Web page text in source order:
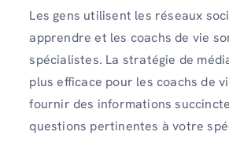
Les gens utilisent les réseaux
apprendre et les coachs de vie
spécialistes. La stratégie de
plus efficace pour les coachs de
fournir des informations
questions pertinentes à votre